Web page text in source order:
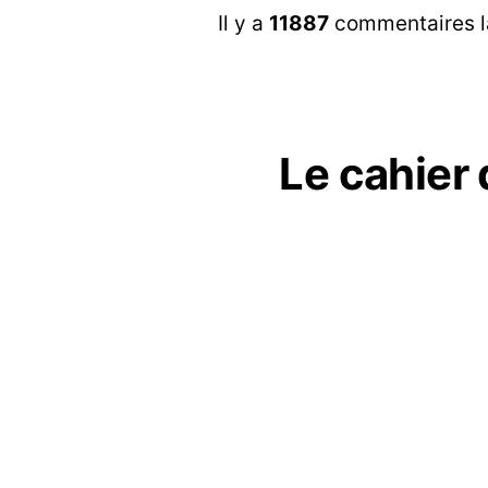
Il y a 11887commentaires
Le cahier